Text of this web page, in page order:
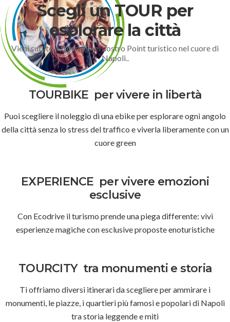
Scegli un TOUR per
esplorare la città
Vieni subito a trovarci nel nostro Point turistico nel cuore di
Napoli..
TOURBIKE per vivere in libertà
Puoi scegliere il noleggio di una ebike per esplorare ogni angolo
della città senza lo stress del traffico e viverla liberamente con un
cuore green
EXPERIENCE per vivere emozioni
esclusive
Con Ecodrive il turismo prende una piega differente: vivi
esperienze magiche con esclusive proposte enoturistiche
TOURCITY tra monumenti e storia
Ti offriamo diversi itinerari da scegliere per ammirare i
monumenti, le piazze, i quartieri più famosi e popolari di Napoli
tra storia leggende e miti